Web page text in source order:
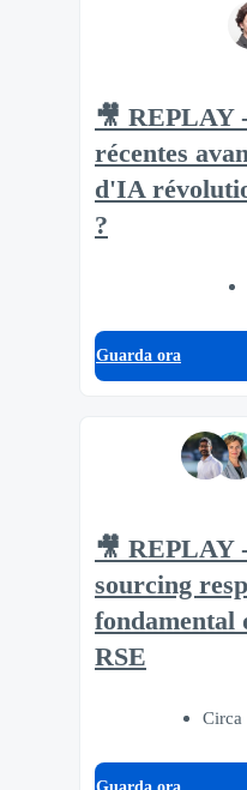
🎥 REPLAY
récentes
d'IA
?
Guarda ora
🎥 REPLAY
sourcing
fondamental
RSE
Circa